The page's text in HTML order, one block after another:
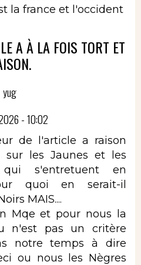
la france et l'occident
A À LA FOIS TORT ET
yug
- 10:02
de l'article a raison
sur les Jaunes et les
qui s'entretuent en
quoi en serait-il
MAIS....
Mqe et pour nous la
n'est pas un critère
notre temps à dire
ou nous les Nègres